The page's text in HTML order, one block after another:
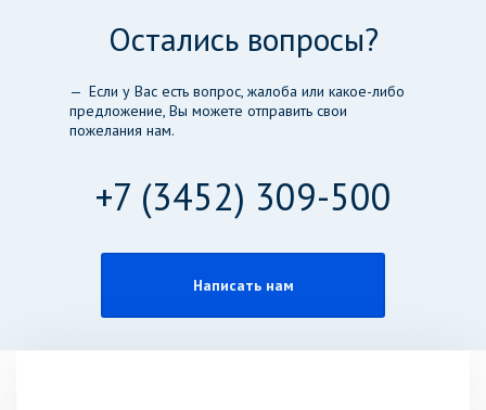
Остались вопросы?
Если у Вас есть вопрос, жалоба или какое-либо
предложение, Вы можете отправить свои
пожелания нам.
+7 (3452) 309-500
Написать нам